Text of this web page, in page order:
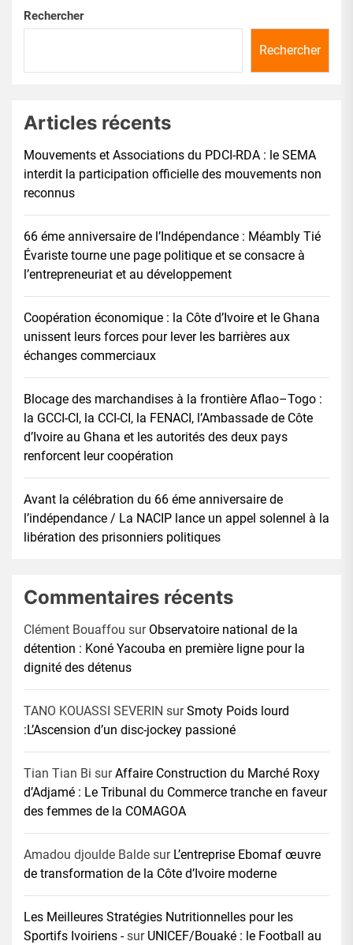
Rechercher
Rechercher
Articles récents
Mouvements et Associations du PDCI-RDA : le SEMA
interdit la participation officielle des mouvements non
reconnus
66 éme anniversaire de l’Indépendance : Méambly Tié
Évariste tourne une page politique et se consacre à
l’entrepreneuriat et au développement
Coopération économique : la Côte d’Ivoire et le Ghana
unissent leurs forces pour lever les barrières aux
échanges commerciaux
Blocage des marchandises à la frontière Aflao–Togo :
la GCCI-CI, la CCI-CI, la FENACI, l’Ambassade de Côte
d’Ivoire au Ghana et les autorités des deux pays
renforcent leur coopération
Avant la célébration du 66 éme anniversaire de
l’indépendance / La NACIP lance un appel solennel à la
libération des prisonniers politiques
Commentaires récents
Clément Bouaffou sur Observatoire national de la
détention : Koné Yacouba en première ligne pour la
dignité des détenus
TANO KOUASSI SEVERIN surSmoty Poids lourd
:L’Ascension d’un disc-jockey passioné
Tian Tian Bi surAffaire Construction du Marché Roxy
d’Adjamé : Le Tribunal du Commerce tranche en faveur
des femmes de la COMAGOA
Amadou djoulde Balde sur L’entreprise Ebomaf œuvre
de transformation de la Côte d’Ivoire moderne
Les Meilleures Stratégies Nutritionnelles pour les
Sportifs Ivoiriens -sur UNICEF/Bouaké : le Football au